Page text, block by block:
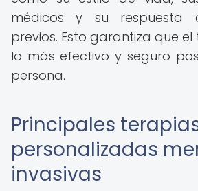
médicos y su respuesta
previos. Esto garantiza que
lo más efectivo y seguro
persona.
Principales
personalizadas
invasivas